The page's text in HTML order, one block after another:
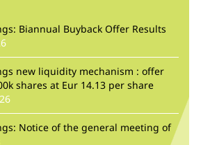
Biannual Buyback Offer Results
new liquidity mechanism : offer
shares at Eur 14.13 per share
Notice of the general meeting of